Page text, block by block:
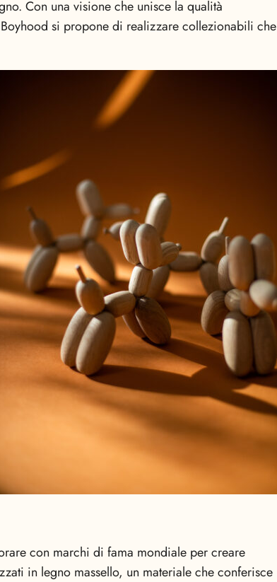
Con una visione che unisce la qualità
si propone di realizzare collezionabili che
con marchi di fama mondiale per creare
in legno massello, un materiale che conferisce